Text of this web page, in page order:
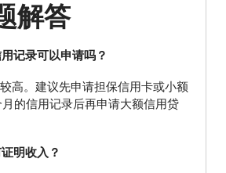
解答
记录可以申请吗？
高。建议先申请担保信用卡或小额
的信用记录后再申请大额信用贷
明收入？